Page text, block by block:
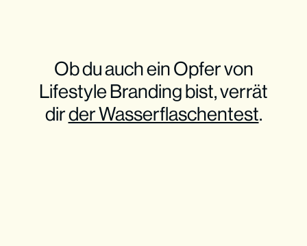
Ob du auch ein Opfer von
Lifestyle Branding bist, verrät
dirder Wasserflaschentest.